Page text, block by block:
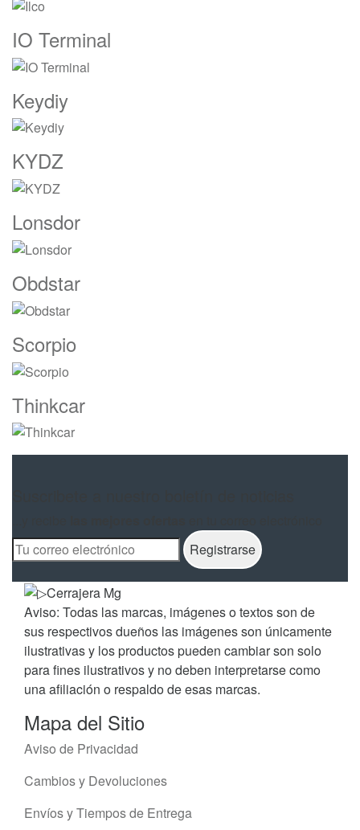
IO Terminal
Keydiy
KYDZ
Lonsdor
Obdstar
Scorpio
Thinkcar
Aviso: Todas las marcas, imágenes o textos son de
sus respectivos dueños las imágenes son únicamente
ilustrativas y los productos pueden cambiar son solo
para fines ilustrativos y no deben interpretarse como
una afiliación o respaldo de esas marcas.
Mapa del Sitio
Aviso de Privacidad
Cambios y Devoluciones
Envíos y Tiempos de Entrega